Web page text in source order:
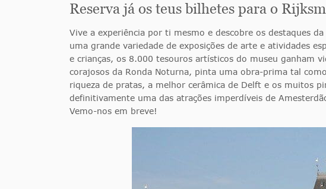
Reserva já os teus bilhetes para o
Vive a experiência por ti mesmo e descobre os destaques
uma grande variedade de exposições de arte e atividades
e crianças, os 8.000 tesouros artísticos do museu ganham
corajosos da Ronda Noturna, pinta uma obra-prima tal
riqueza de pratas, a melhor cerâmica de Delft e os muitos
definitivamente uma das atrações imperdíveis de
Vemo-nos em breve!